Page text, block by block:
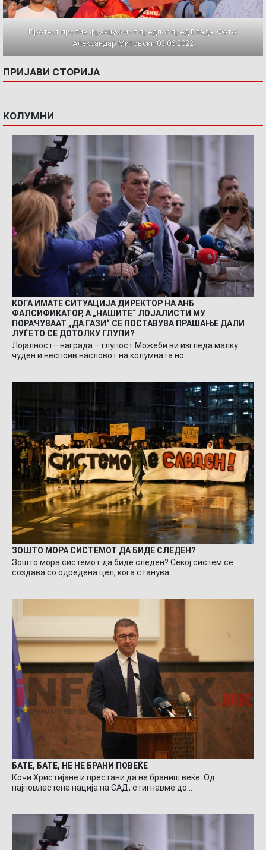
Протест против францускиот предлог пред Влада. Фото:
Александар Митовски,03.06.2022
ПРИЈАВИ СТОРИЈА
КОЛУМНИ
КОГА ИМАТЕ СИТУАЦИЈА ДИРЕКТОР НА АНБ
ФАЛСИФИКАТОР, А „НАШИТЕ“ ЛОЈАЛИСТИ МУ
ПОРАЧУВААТ „ДА ГАЗИ“ СЕ ПОСТАВУВА ПРАШАЊЕ ДАЛИ
ЛУЃЕТО СЕ ДОТОЛКУ ГЛУПИ?
Лојалност– награда – глупост Можеби ви изгледа малку
чуден и неспоив насловот на колумната но…
ЗОШТО МОРА СИСТЕМОТ ДА БИДЕ СЛЕДЕН?
Зошто мора системот да биде следен? Секој систем се
создава со одредена цел, кога станува…
БАТЕ, БАТЕ, НЕ НЕ БРАНИ ПОВЕЌЕ
Кочи Христијане и престани да не браниш веќе. Од
најповластена нација на САД, стигнавме до…